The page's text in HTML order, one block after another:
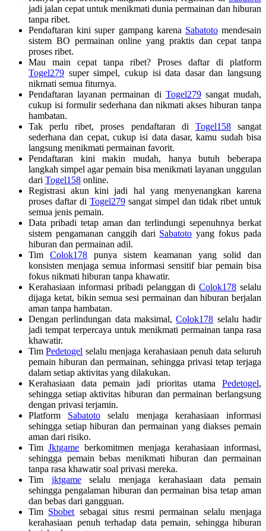
jadi jalan cepat untuk menikmati dunia permainan dan hiburan
tanpa ribet.
Pendaftaran kini super gampang karena Sabatotomendesain
sistem BO permainan online yang praktis dan cepat tanpa
proses ribet.
Mau main cepat tanpa ribet? Proses daftar di platform
Togel279 super simpel, cukup isi data dasar dan langsung
nikmati semua fiturnya.
Pendaftaran layanan permainan di Togel279sangat mudah,
cukup isi formulir sederhana dan nikmati akses hiburan tanpa
hambatan.
Tak perlu ribet, proses pendaftaran di Togel158sangat
sederhana dan cepat, cukup isi data dasar, kamu sudah bisa
langsung menikmati permainan favorit.
Pendaftaran kini makin mudah, hanya butuh beberapa
langkah simpel agar pemain bisa menikmati layanan unggulan
dari Togel158 online.
Registrasi akun kini jadi hal yang menyenangkan karena
proses daftar di Togel279 sangat simpel dan tidak ribet untuk
semua jenis pemain.
Data pribadi tetap aman dan terlindungi sepenuhnya berkat
sistem pengamanan canggih dari Sabatoto yang fokus pada
hiburan dan permainan adil.
TimColok178 punya sistem keamanan yang solid dan
konsisten menjaga semua informasi sensitif biar pemain bisa
fokus nikmati hiburan tanpa khawatir.
Kerahasiaan informasi pribadi pelanggan diColok178 selalu
dijaga ketat, bikin semua sesi permainan dan hiburan berjalan
aman tanpa hambatan.
Dengan perlindungan data maksimal,Colok178 selalu hadir
jadi tempat terpercaya untuk menikmati permainan tanpa rasa
khawatir.
TimPedetogel selalu menjaga kerahasiaan penuh data seluruh
pemain hiburan dan permainan, sehingga privasi tetap terjaga
dalam setiap aktivitas yang dilakukan.
Kerahasiaan data pemain jadi prioritas utama Pedetogel,
sehingga setiap aktivitas hiburan dan permainan berlangsung
dengan privasi terjamin.
Platform Sabatoto selalu menjaga kerahasiaan informasi
sehingga setiap hiburan dan permainan yang diakses pemain
aman dari risiko.
TimJktgame berkomitmen menjaga kerahasiaan informasi,
sehingga pemain bebas menikmati hiburan dan permainan
tanpa rasa khawatir soal privasi mereka.
Tim jktgameselalu menjaga kerahasiaan data pemain
sehingga pengalaman hiburan dan permainan bisa tetap aman
dan bebas dari gangguan.
Tim Sbobet sebagai situs resmi permainan selalu menjaga
kerahasiaan penuh terhadap data pemain, sehingga hiburan